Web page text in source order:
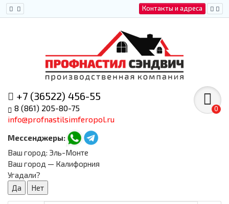
Контакты и адреса
+7 (36522) 456-55
8 (861) 205-80-75
info@profnastilsimferopol.ru
Мессенджеры:
0
Ваш город: Эль-Монте
Ваш город — Калифорния
Угадали?